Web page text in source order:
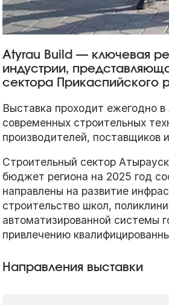
Atyrau Build — ключевая
индустрии,
сектора Прикаспийского
Выставка проходит ежегодно
современных строительных
производителей, поставщиков
Строительный сектор
бюджет региона на 2025 год
направлены на развитие
строительство школ,
автоматизированной системы
привлечению
Направления выставки